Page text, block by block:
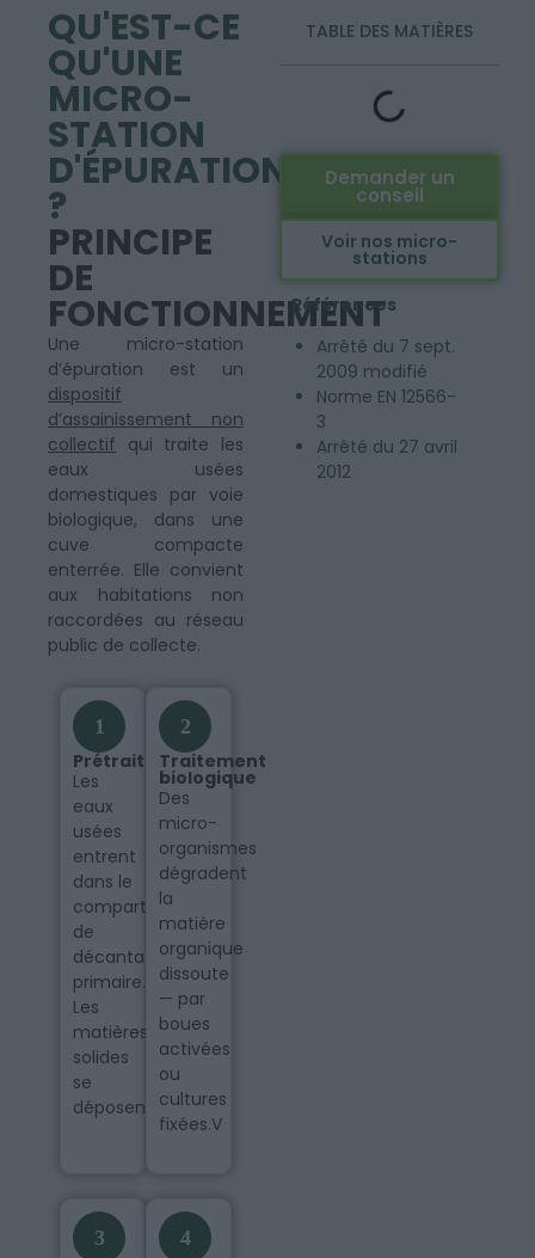
QU'EST-CE
QU'UNE
MICRO-
STATION
D'ÉPURATION
?
PRINCIPE
DE
FONCTIONNEMENT
Une micro-station
d’épuration est un
dispositif
d’assainissement non
collectif qui traite les
eaux usées
domestiques par voie
biologique, dans une
cuve compacte
enterrée. Elle convient
aux habitations non
raccordées au réseau
public de collecte.
1
Prétraitement
Les
eaux
usées
entrent
dans le
compartiment
de
décantation
primaire.
Les
matières
solides
se
déposent.
2
Traitement
biologique
Des
micro-
organismes
dégradent
la
matière
organique
dissoute
— par
boues
activées
ou
cultures
fixées.V
3
4
TABLE DES MATIÈRES
Demander un
conseil
Voir nos micro-
stations
Références
Arrêté du 7 sept.
2009 modifié
Norme EN 12566-
3
Arrêté du 27 avril
2012